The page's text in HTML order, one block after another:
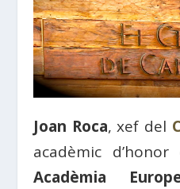
Joan Roca, xef del
acadèmic
Acadèmia